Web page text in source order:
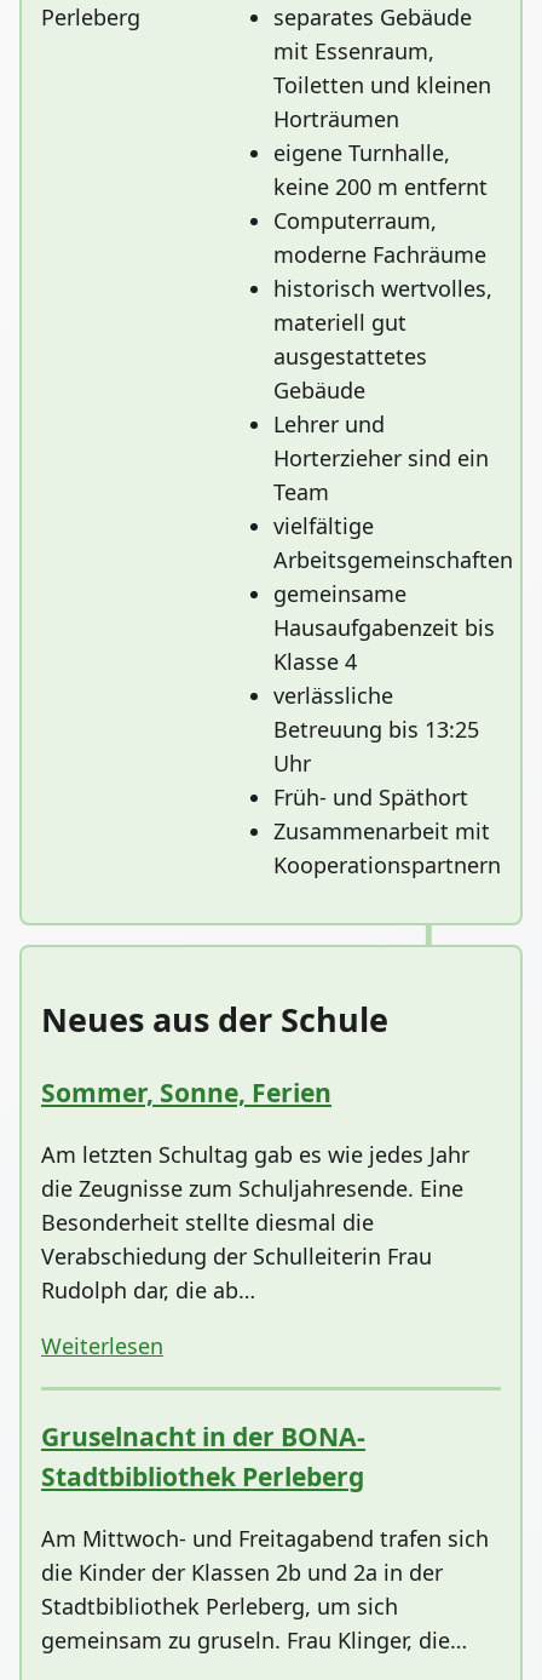
separates Gebäude
mit Essenraum,
Toiletten und kleinen
Horträumen
eigene Turnhalle,
keine 200 m entfernt
Computerraum,
moderne Fachräume
historisch wertvolles,
materiell gut
ausgestattetes
Gebäude
Lehrer und
Horterzieher sind ein
Team
vielfältige
Arbeitsgemeinschaften
gemeinsame
Hausaufgabenzeit bis
Klasse 4
verlässliche
Betreuung bis 13:25
Uhr
Früh- und Späthort
Zusammenarbeit mit
Kooperationspartnern
Neues aus der Schule
Sommer, Sonne, Ferien
Am letzten Schultag gab es wie jedes Jahr
die Zeugnisse zum Schuljahresende. Eine
Besonderheit stellte diesmal die
Verabschiedung der Schulleiterin Frau
Rudolph dar, die ab…
Weiterlesen
Gruselnacht in der BONA-
Stadtbibliothek Perleberg
Am Mittwoch- und Freitagabend trafen sich
die Kinder der Klassen 2b und 2a in der
Stadtbibliothek Perleberg, um sich
gemeinsam zu gruseln. Frau Klinger, die…